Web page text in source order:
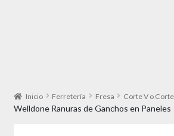
Inicio Ferretería Fresa Corte V o
Welldone Ranuras de Ganchos en Paneles